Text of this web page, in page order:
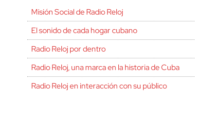
Misión Social de Radio Reloj
El sonido de cada hogar cubano
Radio Reloj por dentro
Radio Reloj, una marca en la historia de Cuba
Radio Reloj en interacción con su público